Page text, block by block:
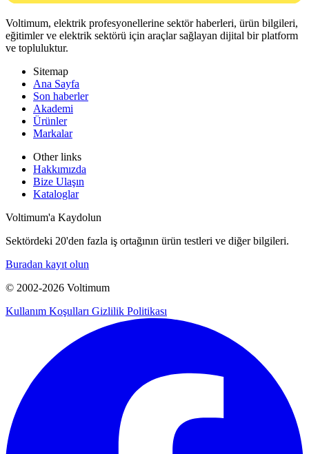
Voltimum, elektrik profesyonellerine sektör haberleri, ürün bilgileri,
eğitimler ve elektrik sektörü için araçlar sağlayan dijital bir platform
ve topluluktur.
Sitemap
Ana Sayfa
Son haberler
Akademi
Ürünler
Markalar
Other links
Hakkımızda
Bize Ulaşın
Kataloglar
Voltimum'a Kaydolun
Sektördeki 20'den fazla iş ortağının ürün testleri ve diğer bilgileri.
Buradan kayıt olun
© 2002-2026 Voltimum
Kullanım Koşulları Gizlilik Politikası